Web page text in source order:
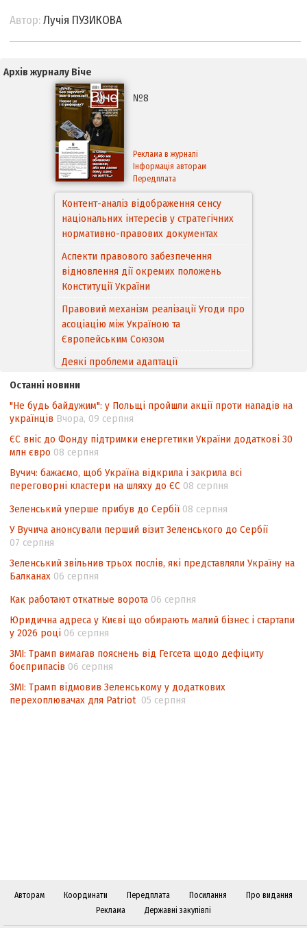
Автор:Лучія ПУЗИКОВА
Архів журналу Віче
№8
Реклама в журналі
Інформація авторам
Передплата
Контент-аналіз відображення сенсу
національних інтересів у стратегічних
нормативно-правових документах
Аспекти правового забезпечення
відновлення дії окремих положень
Конституції України
Правовий механізм реалізації Угоди про
асоціацію між Україною та
Європейським Cоюзом
Деякі проблеми адаптації
походження товарів відповідно до
Угоди про торговельні аспекти прав
інтелектуальної власності (TRIPS) у
контексті євроінтеграції
Аналіз виборчого законодавства щодо
невизначеності механізму повторного
підрахунку голосів виборців
Інформаційна безпека суспільства
Останні новини
"Не будь байдужим": у Польщі пройшли акції проти нападів на
українців Вчора, 09 серпня
ЄС вніс до Фонду підтримки енергетики України додаткові 30
млн євро 08 серпня
Вучич: бажаємо, щоб Україна відкрила і закрила всі
переговорні кластери на шляху до ЄС 08 серпня
Зеленський уперше прибув до Сербії 08 серпня
У Вучича анонсували перший візит Зеленського до Сербії
07 серпня
Зеленський звільнив трьох послів, які представляли Україну на
Балканах 06 серпня
Как работают откатные ворота 06 серпня
Юридична адреса у Києві що обирають малий бізнес і стартапи
у 2026 році 06 серпня
ЗМІ: Трамп вимагав пояснень від Гегсета щодо дефіциту
боєприпасів 06 серпня
ЗМІ: Трамп відмовив Зеленському у додаткових
перехоплювачах для Patriot 05 серпня
Авторам Координати Передплата Посилання
Про видання
Реклама
Державні закупівлі